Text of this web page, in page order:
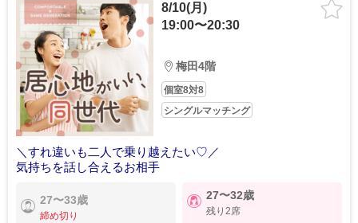
8/10(月)
19:00〜20:30
梅田4階
個室8対8
シングルマッチング
＼すれ違いも二人で乗り越えたい♡／
気持ちを話し合えるお相手
27〜33歳
締め切り
27〜32歳
残り2席